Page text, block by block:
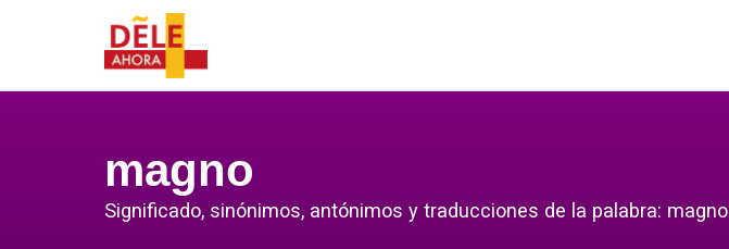
magno
Significado, sinónimos, antónimos y traducciones de la palabra: magno